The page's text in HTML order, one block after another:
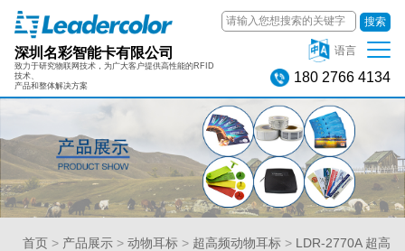
深圳名彩智能卡有限公司
致力于研究物联网技术，为广大客户提供高性能的RFID
技术、
产品和整体解决方案
搜索
语言
180 2766 4134
首页 > 产品展示 > 动物耳标 > 超高频动物耳标 > LDR-2770A 超高